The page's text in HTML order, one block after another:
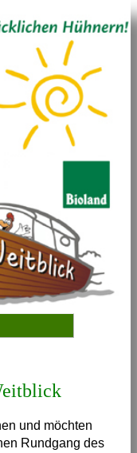
und möchten
Rundgang des